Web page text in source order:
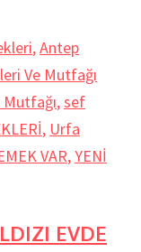
,Antep
Ve Mutfağı
,sef
, Urfa
VAR,YENİ
EVDE